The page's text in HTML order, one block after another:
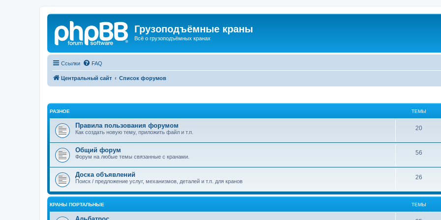
Грузоподъёмные краны
Всё о грузоподъёмных кранах
Ссылки FAQ
Центральный сайт Список форумов
РАЗНОЕ ТЕМЫ
Правила пользования форумом
Как создать новую тему, приложить файл и т.п.
20
Общий форум
Форум на любые темы связанные с кранами.
56
Доска объявлений
Поиск / предложение услуг, механизмов, деталей и т.п. для кранов
26
КРАНЫ ПОРТАЛЬНЫЕ ТЕМЫ